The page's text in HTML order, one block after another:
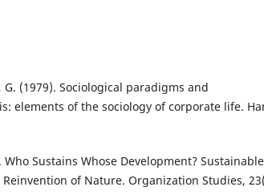
(1979). Sociological paradigms and
elements of the sociology of corporate life.
Who Sustains Whose Development? Sustainable
of Nature. Organization Studies,